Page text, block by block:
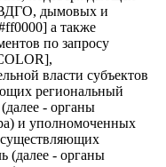
ВДГО, дымовых и
а также
по запросу
власти субъектов
региональный
- органы
и уполномоченных
(далее - органы